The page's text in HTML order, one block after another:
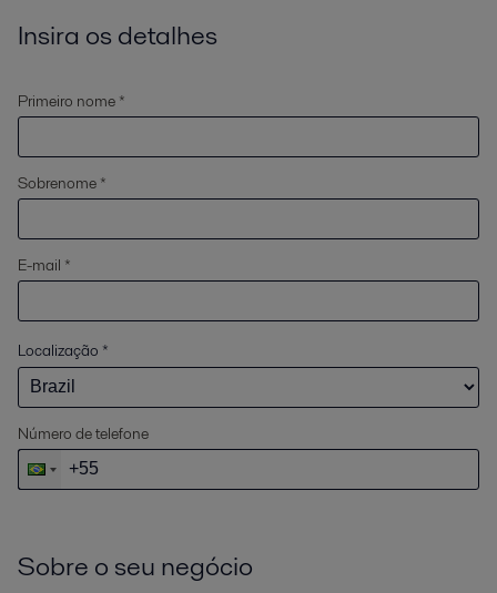
Insira os detalhes
Primeiro nome *
Sobrenome *
E-mail *
Localização *
Número de telefone
Sobre o seu negócio